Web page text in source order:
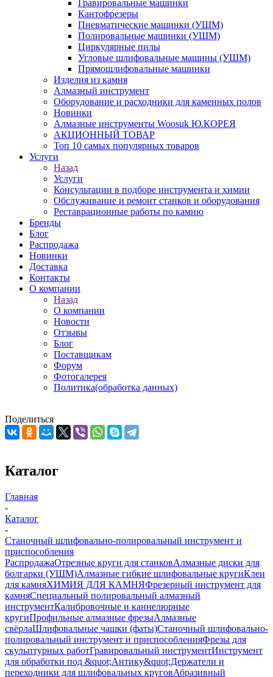
Гравировальные машинки
Кантофрезеры
Пневматические машинки (УШМ)
Полировальные машинки (УШМ)
Циркулярные пилы
Угловые шлифовальные машины (УШМ)
Прямошлифовальные машинки
Изделия из камня
Алмазный инструмент
Оборудование и расходники для каменных полов
Новинки
Алмазные инструменты Woosuk Ю.КОРЕЯ
АКЦИОННЫЙ ТОВАР
Топ 10 самых популярных товаров
Услуги
Назад
Услуги
Консультации в подборе инструмента и химии
Обслуживание и ремонт станков и оборудования
Реставрационные работы по камню
Бренды
Блог
Распродажа
Новинки
Доставка
Контакты
О компании
Назад
О компании
Новости
Отзывы
Блог
Поставщикам
Форум
Фотогалерея
Политика(обработка данных)
Поделиться
Каталог
Главная
-
Каталог
-
Станочный шлифовально-полировальный инструмент и
приспособления
РаспродажаОтрезные круги для станковАлмазные диски для
болгарки (УШМ)Алмазные гибкие шлифовальные кругиКлеи
для камняХИМИЯ ДЛЯ КАМНЯФрезерный инструмент для
камняСпециальный полировальный алмазный
инструментКалибровочные и каннелюрные
кругиПрофильные алмазные фрезыАлмазные
свёрлаШлифовальные чашки (фаты)Станочный шлифовально-
полировальный инструмент и приспособленияФрезы для
скульптурных работГравировальный инструментИнструмент
для обработки под &quot;Антику&quot;Держатели и
переходники для шлифовальных круговАбразивный